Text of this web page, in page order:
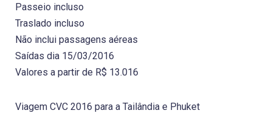
Passeio incluso
Traslado incluso
Não inclui passagens aéreas
Saídas dia 15/03/2016
Valores a partir de R$ 13.016
Viagem CVC 2016 para a Tailândia e Phuket